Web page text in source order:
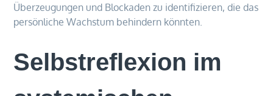
Überzeugungen und Blockaden zu identifizieren, die das
persönliche Wachstum behindern könnten.
Selbstreflexion im